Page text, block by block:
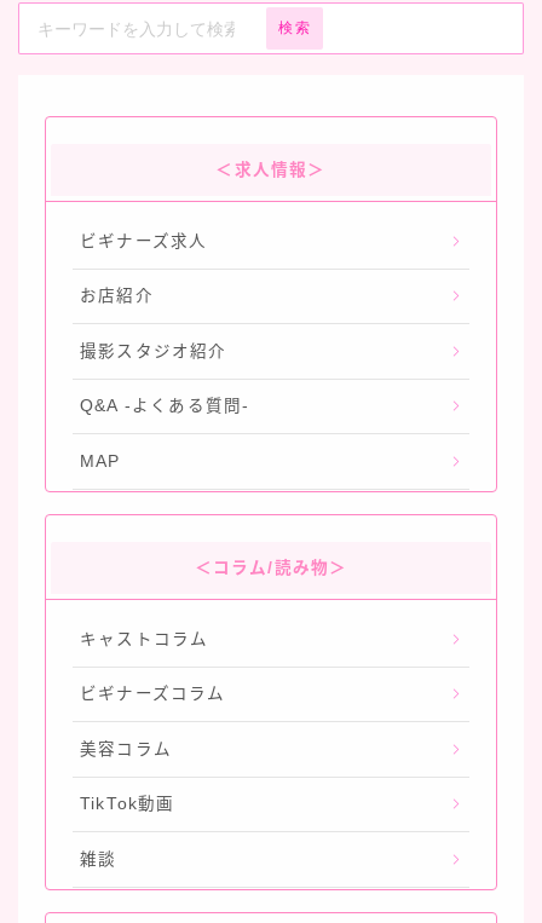
検索
＜求人情報＞
ビギナーズ求人
お店紹介
撮影スタジオ紹介
Q&A -よくある質問-
MAP
＜コラム/読み物＞
キャストコラム
ビギナーズコラム
美容コラム
TikTok動画
雑談